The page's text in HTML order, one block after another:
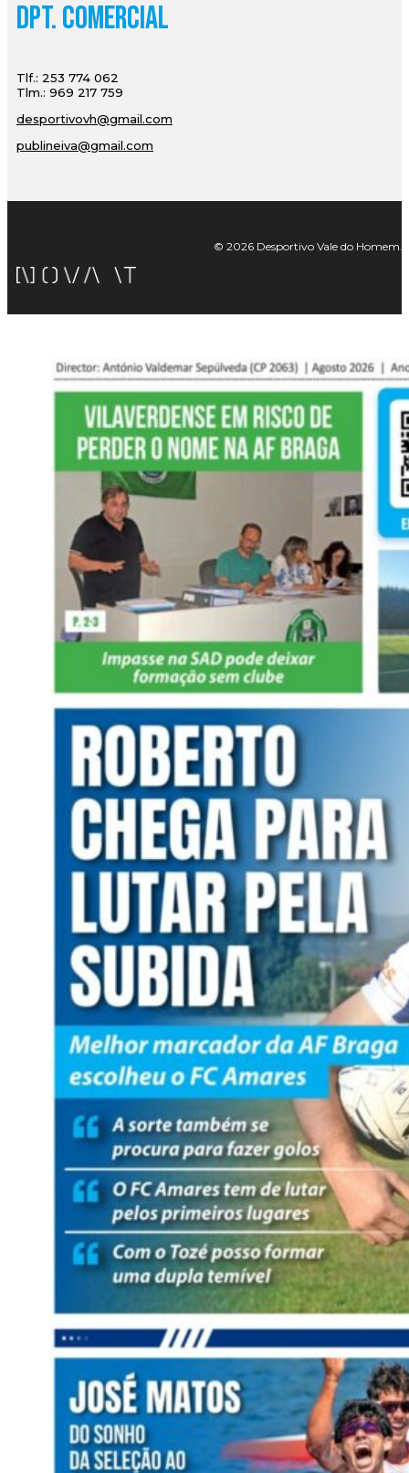
Dpt. Comercial
Tlf.: 253 774 062
Tlm.: 969 217 759
desportivovh@gmail.com
publineiva@gmail.com
© 2026 Desportivo Vale do Homem.